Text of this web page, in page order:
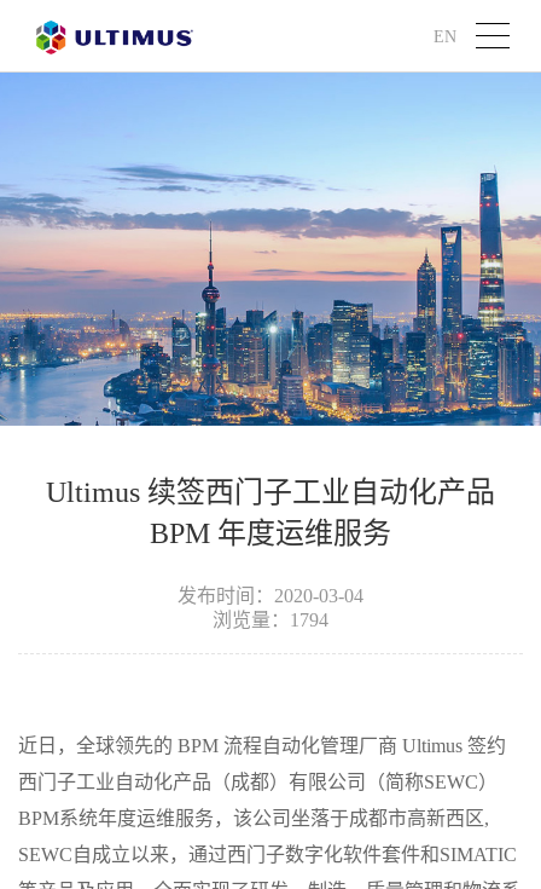
EN
Ultimus 续签西门子工业自动化产品
BPM 年度运维服务
发布时间：2020-03-04
浏览量：1794
近日，全球领先的 BPM 流程自动化管理厂商 Ultimus 签约
西门子工业自动化产品（成都）有限公司（简称SEWC）
BPM系统年度运维服务，该公司坐落于成都市高新西区,
SEWC自成立以来，通过西门子数字化软件套件和SIMATIC